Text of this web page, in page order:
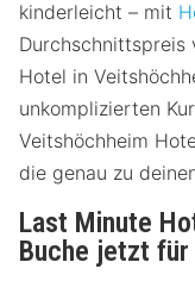
kinderleicht – mit
Durchschnittspreis
Hotel in
unkomplizierten
Veitshöchheim
die genau zu
Last Minute
Buche jetzt für